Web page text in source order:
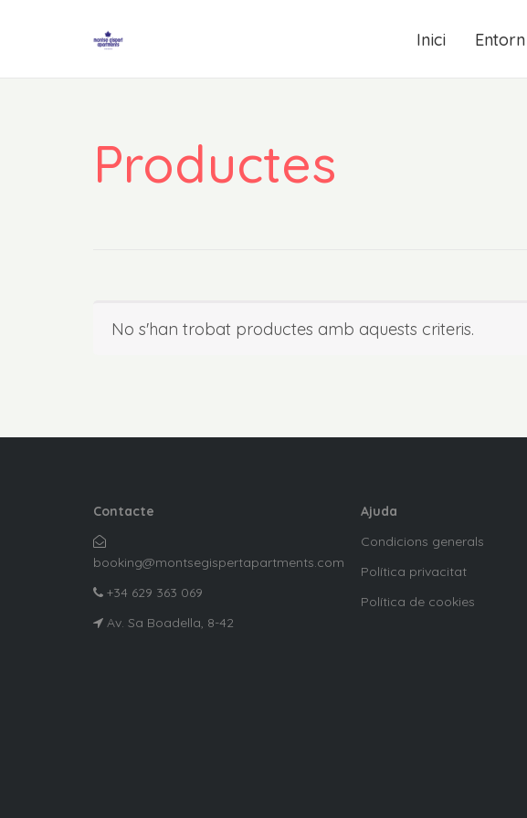
Inici Entorn
Productes
No s'han trobat productes amb aquests criteris.
Contacte
booking@montsegispertapartments.com
+34 629 363 069
Av. Sa Boadella, 8-42
Ajuda
Condicions generals
Política privacitat
Política de cookies